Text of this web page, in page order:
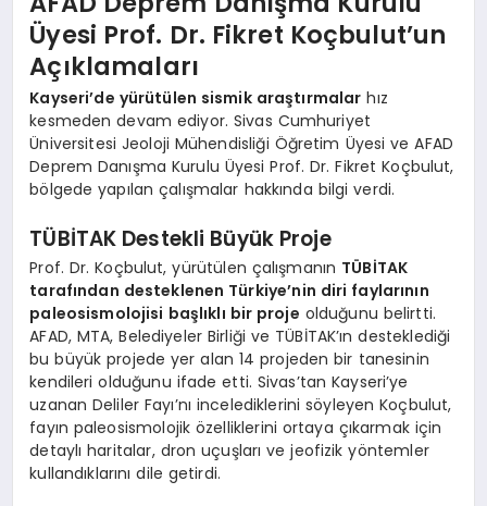
Üyesi Prof. Dr. Fikret Koçbulut’un
Açıklamaları
Kayseri’de yürütülen sismik araştırmalar hız
kesmeden devam ediyor. Sivas Cumhuriyet
Üniversitesi Jeoloji Mühendisliği Öğretim Üyesi ve AFAD
Deprem Danışma Kurulu Üyesi Prof. Dr. Fikret Koçbulut,
bölgede yapılan çalışmalar hakkında bilgi verdi.
TÜBİTAK Destekli Büyük Proje
Prof. Dr. Koçbulut, yürütülen çalışmanın TÜBİTAK
tarafından desteklenen Türkiye’nin diri faylarının
paleosismolojisi başlıklı bir proje olduğunu belirtti.
AFAD, MTA, Belediyeler Birliği ve TÜBİTAK’ın desteklediği
bu büyük projede yer alan 14 projeden bir tanesinin
kendileri olduğunu ifade etti. Sivas’tan Kayseri’ye
uzanan Deliler Fayı’nı incelediklerini söyleyen Koçbulut,
fayın paleosismolojik özelliklerini ortaya çıkarmak için
detaylı haritalar, dron uçuşları ve jeofizik yöntemler
kullandıklarını dile getirdi.